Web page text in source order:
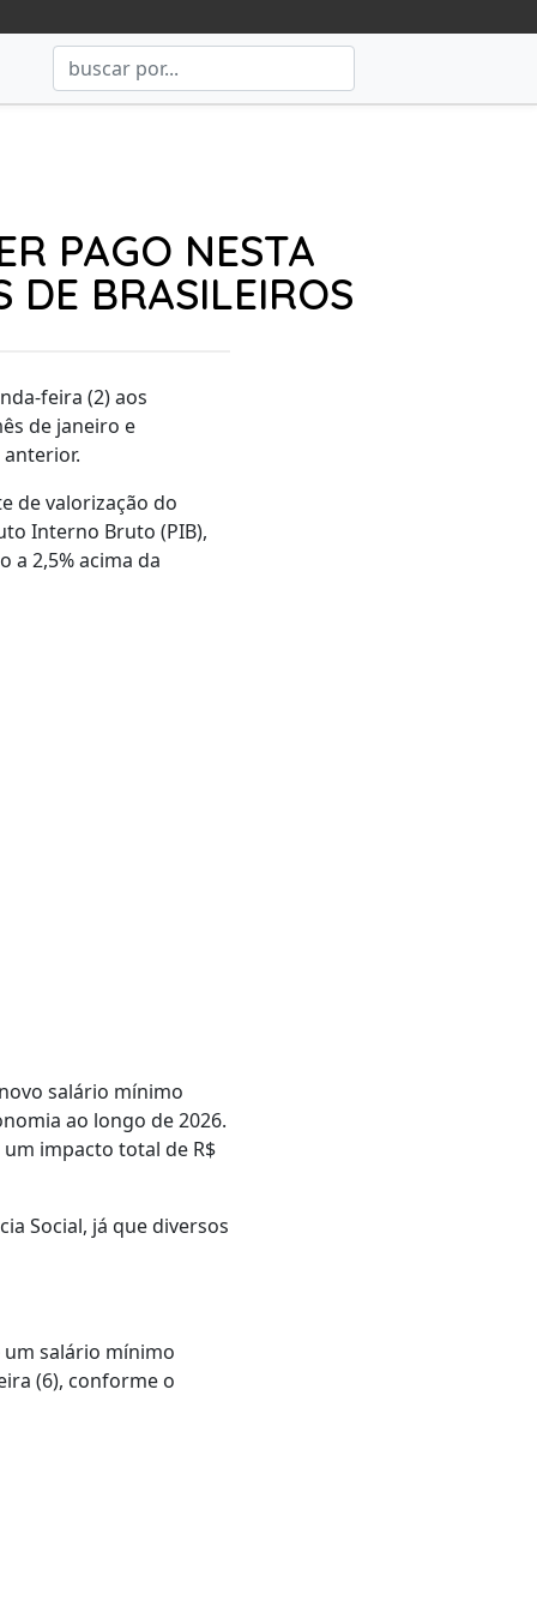
PAGO NESTA
DE BRASILEIROS
feira (2) aos
de janeiro e
de valorização do
Interno Bruto (PIB),
a 2,5% acima da
salário mínimo
ao longo de 2026.
impacto total de R$
Social, já que diversos
salário mínimo
(6), conforme o